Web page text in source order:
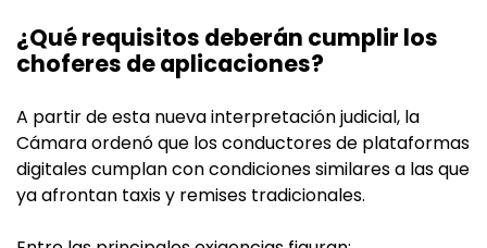
¿Qué requisitos deberán cumplir los
choferes de aplicaciones?
A partir de esta nueva interpretación judicial, la
Cámara ordenó que los conductores de plataformas
digitales cumplan con condiciones similares a las que
ya afrontan taxis y remises tradicionales.